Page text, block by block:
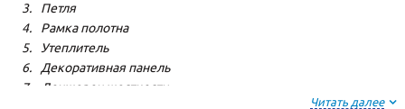
Петля
Рамка полотна
Утеплитель
Декоративная панель
Лонжерон жесткости
Читать далее